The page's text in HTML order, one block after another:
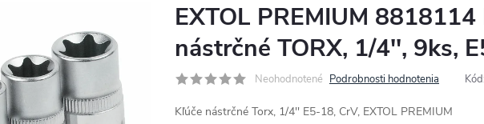
EXTOL PREMIUM 8818114
nástrčné TORX, 1/4'', 9ks,
Neohodnotené Podrobnosti hodnotenia Kód:
Kľúče nástrčné Torx, 1/4'' E5-18, CrV, EXTOL PREMIUM